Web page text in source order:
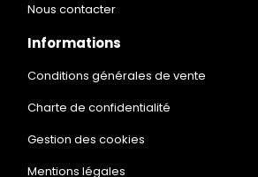
Nous contacter
Informations
Conditions générales de vente
Charte de confidentialité
Gestion des cookies
Mentions légales